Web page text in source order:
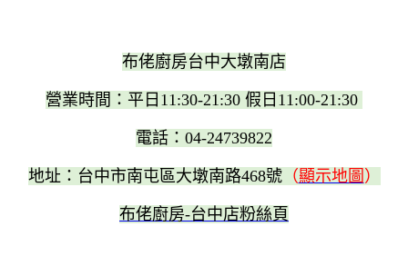
布佬廚房台中大墩南店
營業時間：平日11:30-21:30 假日11:00-21:30
電話：04-24739822
地址：台中市南屯區大墩南路468號（顯示地圖 ）
布佬廚房-台中店粉絲頁